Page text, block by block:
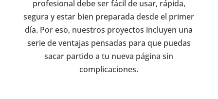
profesional debe ser fácil de usar, rápida,
segura y estar bien preparada desde el primer
día. Por eso, nuestros proyectos incluyen una
serie de ventajas pensadas para que puedas
sacar partido a tu nueva página sin
complicaciones.